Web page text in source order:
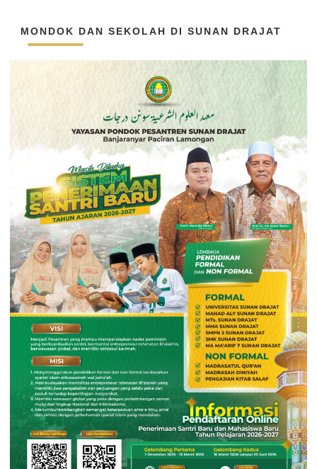
MONDOK DAN SEKOLAH DI SUNAN DRAJAT